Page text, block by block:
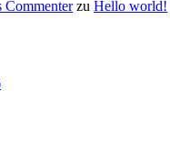
Commenterzu Hello world!